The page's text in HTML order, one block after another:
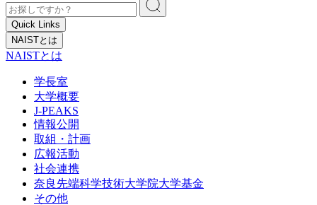
Quick Links
NAISTとは
NAISTとは
学長室
大学概要
J-PEAKS
情報公開
取組・計画
広報活動
社会連携
奈良先端科学技術大学院大学基金
その他